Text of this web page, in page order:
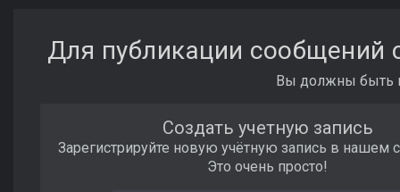
Для публикации сообщений
Вы должны быть
Создать учетную запись
Зарегистрируйте новую учётную запись в нашем
Это очень просто!